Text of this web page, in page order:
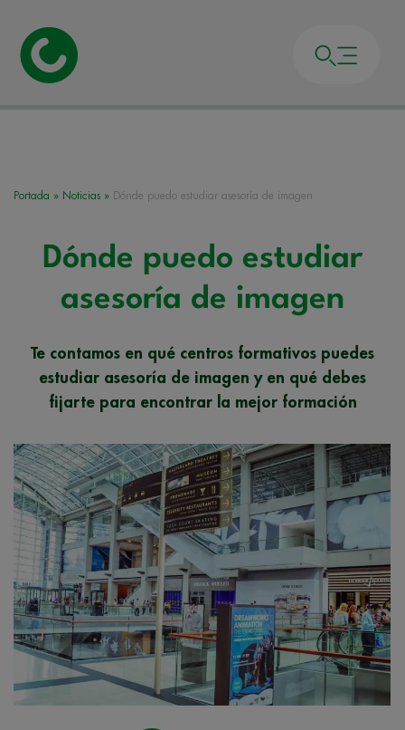
Portada » Noticias » Dónde puedo estudiar asesoría de imagen
Dónde puedo estudiar
asesoría de imagen
Te contamos en qué centros formativos puedes
estudiar asesoría de imagen y en qué debes
fijarte para encontrar la mejor formación